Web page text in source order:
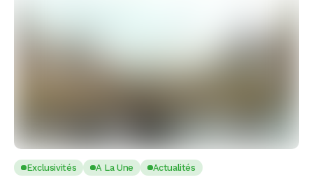
Exclusivités A La Une Actualités